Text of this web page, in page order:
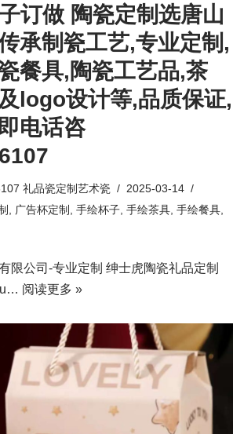
订做 陶瓷定制选唐山
承制瓷工艺,专业定制,
餐具,陶瓷工艺品,茶
logo设计等,品质保证,
电话咨
礼品瓷定制艺术瓷
2025-03-14
广告杯定制 手绘杯子 手绘茶具 手绘餐具
限公司-专业定制 绅士虎陶瓷礼品定制
阅读更多 »